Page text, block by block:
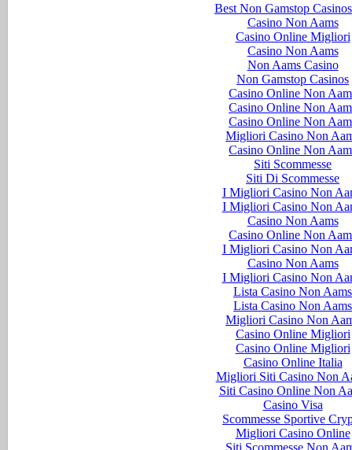
Best Non Gamstop
Casino Non Aams
Casino Online Migliori
Casino Non Aams
Non Aams Casino
Non Gamstop Casinos
Casino Online Non
Casino Online Non
Casino Online Non
Migliori Casino Non
Casino Online Non
Siti Scommesse
Siti Di Scommesse
I Migliori Casino Non
I Migliori Casino Non
Casino Non Aams
Casino Online Non
I Migliori Casino Non
Casino Non Aams
I Migliori Casino Non
Lista Casino Non Aams
Lista Casino Non Aams
Migliori Casino Non
Casino Online Migliori
Casino Online Migliori
Casino Online Italia
Migliori Siti Casino Non
Siti Casino Online Non
Casino Visa
Scommesse Sportive
Migliori Casino Online
Siti Scommesse Non